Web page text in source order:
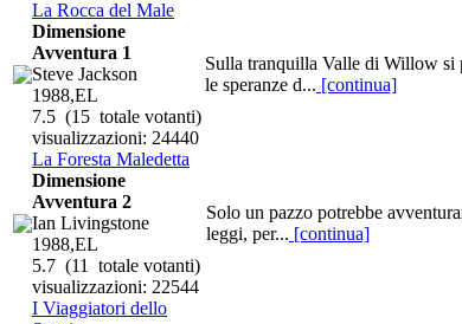
La Rocca del Male
Sulla tranquilla Valle di Willow si
le speranze d... [continua]
Dimensione
Avventura 1
Steve Jackson
1988,EL
7.5 (15 totale votanti)
visualizzazioni: 24440
La Foresta Maledetta
Solo un pazzo potrebbe
leggi, per... [continua]
Dimensione
Avventura 2
Ian Livingstone
1988,EL
5.7 (11 totale votanti)
visualizzazioni: 22544
I Viaggiatori dello